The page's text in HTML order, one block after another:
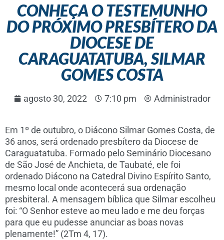
CONHEÇA O TESTEMUNHO
DO PRÓXIMO PRESBÍTERO DA
DIOCESE DE
CARAGUATATUBA, SILMAR
GOMES COSTA
agosto 30, 2022 7:10 pm Administrador
Em 1º de outubro, o Diácono Silmar Gomes Costa, de
36 anos, será ordenado presbítero da Diocese de
Caraguatatuba. Formado pelo Seminário Diocesano
de São José de Anchieta, de Taubaté, ele foi
ordenado Diácono na Catedral Divino Espírito Santo,
mesmo local onde acontecerá sua ordenação
presbiteral. A mensagem bíblica que Silmar escolheu
foi: “O Senhor esteve ao meu lado e me deu forças
para que eu pudesse anunciar as boas novas
plenamente!” (2Tm 4, 17).